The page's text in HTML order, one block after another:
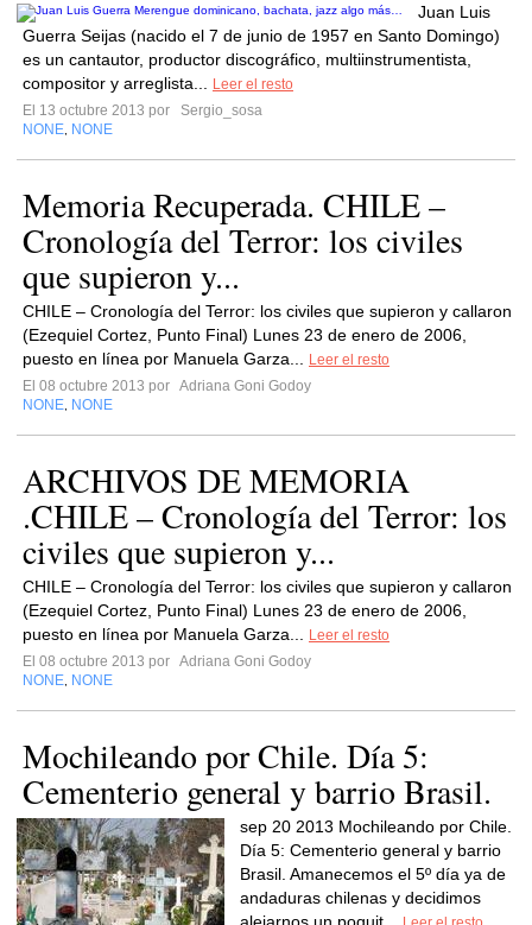
Juan Luis
Guerra Seijas (nacido el 7 de junio de 1957 en Santo Domingo)
es un cantautor, productor discográfico, multiinstrumentista,
compositor y arreglista...
Leer el resto
El 13 octubre 2013 por
Sergio_sosa
NONE NONE
Memoria Recuperada. CHILE –
Cronología del Terror: los civiles
que supieron y...
CHILE – Cronología del Terror: los civiles que supieron y callaron
(Ezequiel Cortez, Punto Final) Lunes 23 de enero de 2006,
puesto en línea por Manuela Garza...
Leer el resto
El 08 octubre 2013 por Adriana Goni Godoy
NONE NONE
ARCHIVOS DE MEMORIA
.CHILE – Cronología del Terror: los
civiles que supieron y...
CHILE – Cronología del Terror: los civiles que supieron y callaron
(Ezequiel Cortez, Punto Final) Lunes 23 de enero de 2006,
puesto en línea por Manuela Garza...
Leer el resto
El 08 octubre 2013 por Adriana Goni Godoy
NONE NONE
Mochileando por Chile. Día 5:
Cementerio general y barrio Brasil.
sep 20 2013 Mochileando por Chile.
Día 5: Cementerio general y barrio
Brasil. Amanecemos el 5º día ya de
andaduras chilenas y decidimos